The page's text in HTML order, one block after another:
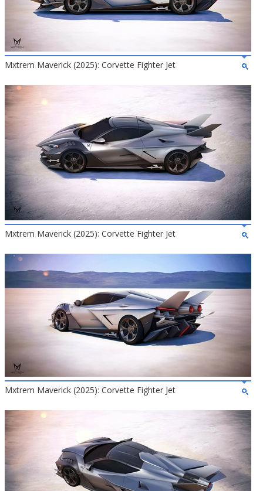
Mxtrem Maverick (2025): Corvette Fighter Jet
Mxtrem Maverick (2025): Corvette Fighter Jet
Mxtrem Maverick (2025): Corvette Fighter Jet